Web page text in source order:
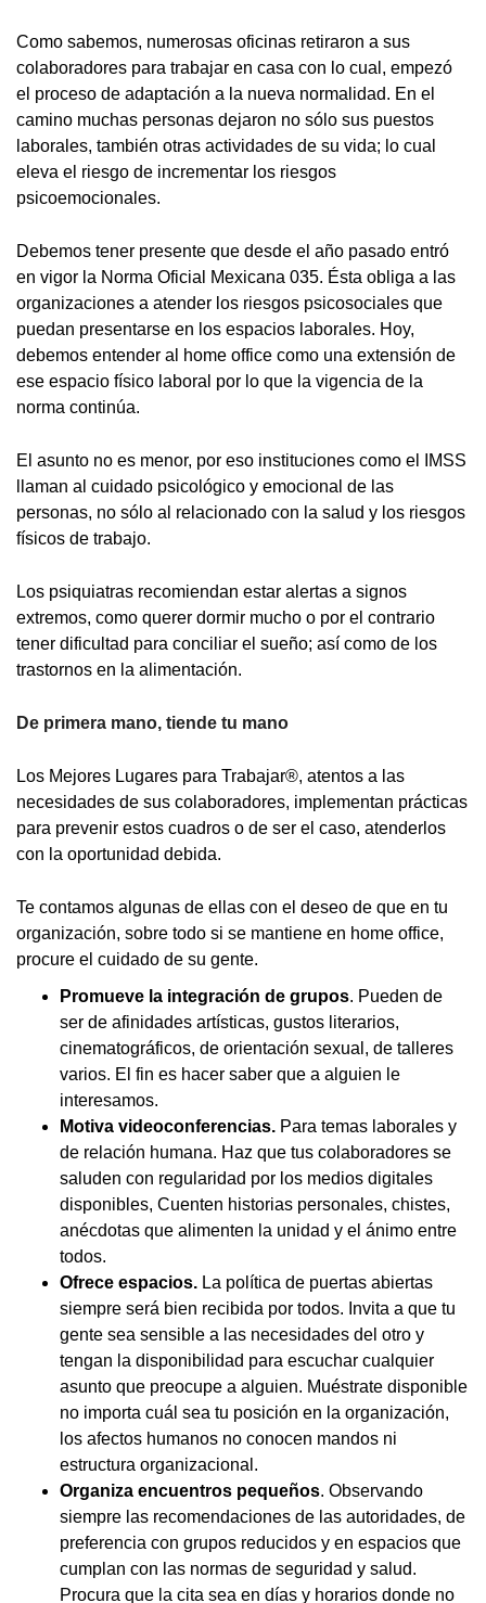
Como sabemos, numerosas oficinas retiraron a sus
colaboradores para trabajar en casa con lo cual, empezó
el proceso de adaptación a la nueva normalidad. En el
camino muchas personas dejaron no sólo sus puestos
laborales, también otras actividades de su vida; lo cual
eleva el riesgo de incrementar los riesgos
psicoemocionales.
Debemos tener presente que desde el año pasado entró
en vigor la Norma Oficial Mexicana 035. Ésta obliga a las
organizaciones a atender los riesgos psicosociales que
puedan presentarse en los espacios laborales. Hoy,
debemos entender al home office como una extensión de
ese espacio físico laboral por lo que la vigencia de la
norma continúa.
El asunto no es menor, por eso instituciones como el IMSS
llaman al cuidado psicológico y emocional de las
personas, no sólo al relacionado con la salud y los riesgos
físicos de trabajo.
Los psiquiatras recomiendan estar alertas a signos
extremos, como querer dormir mucho o por el contrario
tener dificultad para conciliar el sueño; así como de los
trastornos en la alimentación.
De primera mano, tiende tu mano
Los Mejores Lugares para Trabajar®, atentos a las
necesidades de sus colaboradores, implementan prácticas
para prevenir estos cuadros o de ser el caso, atenderlos
con la oportunidad debida.
Te contamos algunas de ellas con el deseo de que en tu
organización, sobre todo si se mantiene en home office,
procure el cuidado de su gente.
Promueve la integración de grupos. Pueden de
ser de afinidades artísticas, gustos literarios,
cinematográficos, de orientación sexual, de talleres
varios. El fin es hacer saber que a alguien le
interesamos.
Motiva videoconferencias. Para temas laborales y
de relación humana. Haz que tus colaboradores se
saluden con regularidad por los medios digitales
disponibles, Cuenten historias personales, chistes,
anécdotas que alimenten la unidad y el ánimo entre
todos.
Ofrece espacios. La política de puertas abiertas
siempre será bien recibida por todos. Invita a que tu
gente sea sensible a las necesidades del otro y
tengan la disponibilidad para escuchar cualquier
asunto que preocupe a alguien. Muéstrate disponible
no importa cuál sea tu posición en la organización,
los afectos humanos no conocen mandos ni
estructura organizacional.
Organiza encuentros pequeños. Observando
siempre las recomendaciones de las autoridades, de
preferencia con grupos reducidos y en espacios que
cumplan con las normas de seguridad y salud.
Procura que la cita sea en días y horarios donde no